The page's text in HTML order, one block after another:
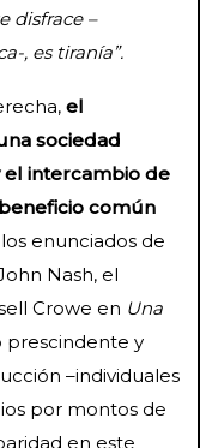
disfrace –
, es tiranía”.
el
sociedad
el intercambio de
común
enunciados de
Nash, el
Crowe en Una
prescindente y
–individuales
por montos de
en este